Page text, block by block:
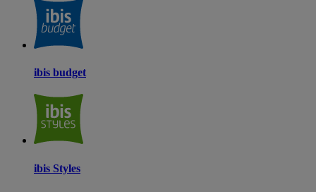
ibis budget
ibis Styles